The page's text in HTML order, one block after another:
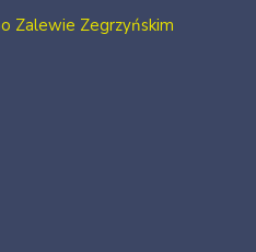
Zalewie Zegrzyńskim